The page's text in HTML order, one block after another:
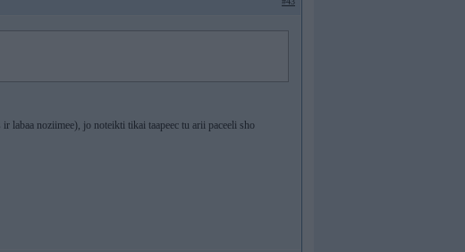
labaa noziimee), jo noteikti tikai taapeec tu arii paceeli sho